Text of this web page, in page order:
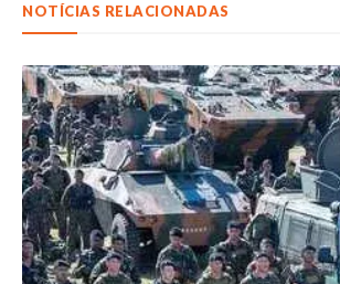
NOTÍCIAS RELACIONADAS